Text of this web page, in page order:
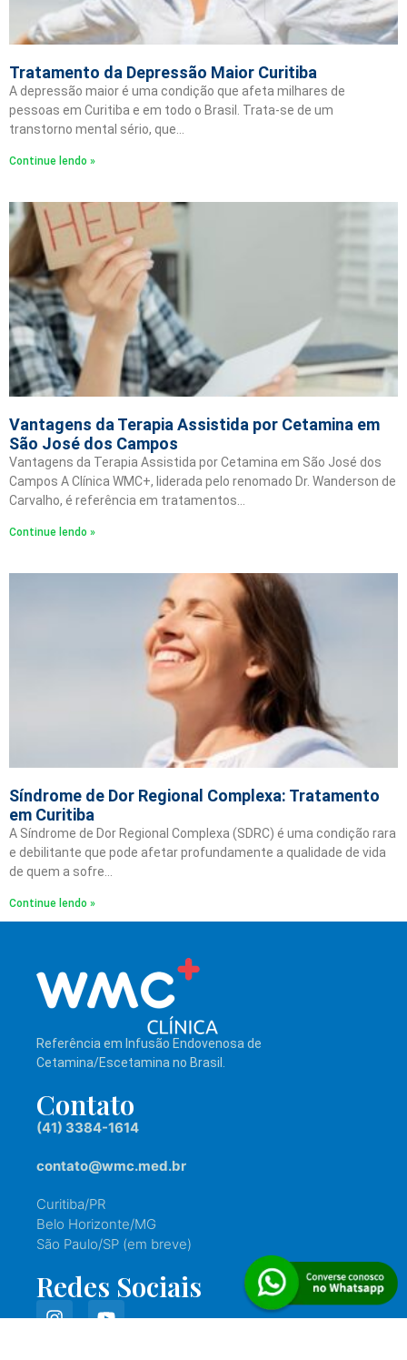
Tratamento da Depressão Maior Curitiba
A depressão maior é uma condição que afeta milhares de
pessoas em Curitiba e em todo o Brasil. Trata-se de um
transtorno mental sério, que…
Continue lendo »
Vantagens da Terapia Assistida por Cetamina em
São José dos Campos
Vantagens da Terapia Assistida por Cetamina em São José dos
Campos A Clínica WMC+, liderada pelo renomado Dr. Wanderson de
Carvalho, é referência em tratamentos…
Continue lendo »
Síndrome de Dor Regional Complexa: Tratamento
em Curitiba
A Síndrome de Dor Regional Complexa (SDRC) é uma condição rara
e debilitante que pode afetar profundamente a qualidade de vida
de quem a sofre…
Continue lendo »
Referência em Infusão Endovenosa de
Cetamina/Escetamina no Brasil.
Contato
(41) 3384-1614
contato@wmc.med.br
Curitiba/PR
Belo Horizonte/MG
São Paulo/SP (em breve)
Redes Sociais